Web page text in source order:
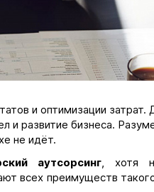
и оптимизации затрат.
и развитие бизнеса.
не идёт.
аутсорсинг, хотя
всех преимуществ